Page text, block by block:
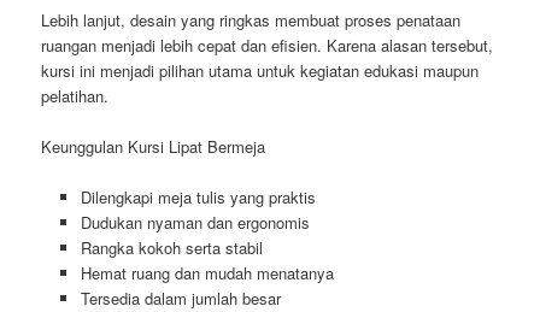
Lebih lanjut, desain yang ringkas membuat proses penataan
ruangan menjadi lebih cepat dan efisien. Karena alasan tersebut,
kursi ini menjadi pilihan utama untuk kegiatan edukasi maupun
pelatihan.
Keunggulan Kursi Lipat Bermeja
Dilengkapi meja tulis yang praktis
Dudukan nyaman dan ergonomis
Rangka kokoh serta stabil
Hemat ruang dan mudah menatanya
Tersedia dalam jumlah besar